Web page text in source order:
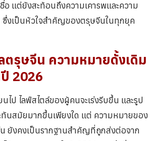
อ แต่ยังสะท้อนถึงความเคารพและความ
ซึ่งเป็นหัวใจสำคัญของตรุษจีนในทุกยุค
ตรุษจีน ความหมายดั้งเดิม
2026
นไป ไลฟ์สไตล์ของผู้คนจะเร่งรีบขึ้น และรูป
ทันสมัยมากขึ้นเพียงใด แต่ ความหมายของ
ยังคงเป็นรากฐานสำคัญที่ถูกส่งต่อจาก